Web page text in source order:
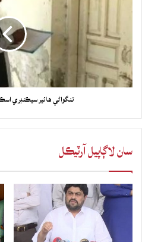
تنگواڻي هائير سيڪنڊري
سان لاڳاپيل آرٽيڪل